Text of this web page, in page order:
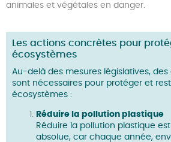
animales et végétales en danger.
Les actions concrètes pour
écosystèmes
Au-delà des mesures législatives,
sont nécessaires pour protéger et
écosystèmes :
Réduire la pollution plastique
Réduire la pollution plastique
absolue, car chaque année,